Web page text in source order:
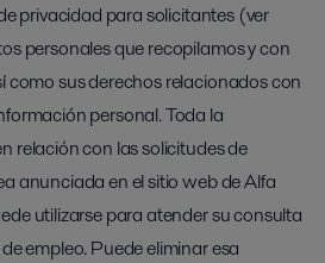
privacidad para solicitantes (ver
personales que recopilamos y con
como sus derechos relacionados con
personal. Toda la
relación con las solicitudes de
anunciada en el sitio web de Alfa
utilizarse para atender su consulta
empleo. Puede eliminar esa